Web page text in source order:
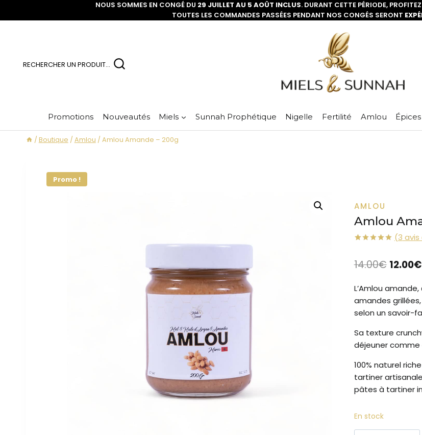
NOUS SOMMES EN CONGÉ DU 29 JUILLET AU 5 AOÛT INCLUS. DURANT CETTE PÉRIODE,
TOUTES LES COMMANDES PASSÉES PENDANT NOS CONGÉS SERONT
RECHERCHER UN PRODUIT...
Promotions Nouveautés Miels Sunnah Prophétique Nigelle Fertilité Amlou Épices
/ Boutique / Amlou / Amlou Amande – 200g
Promo !
AMLOU
Amlou
sur
(3 avis
14.00€ 12.00€
L’Amlou
amandes
selon un savoir-
Sa texture
déjeuner comme
100% naturel
tartiner
pâtes à tartiner
En stock